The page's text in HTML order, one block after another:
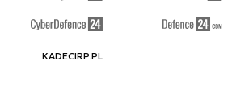
KADECIRP.PL